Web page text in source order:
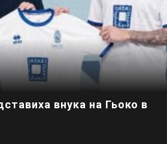
внука на Гьоко в